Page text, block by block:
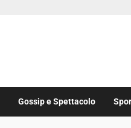
Gossip e Spettacolo